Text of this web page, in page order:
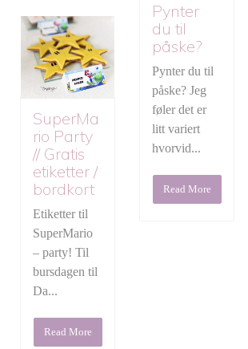
Pynter
du til
påske?
Pynter du til
påske? Jeg
føler det er
litt variert
hvorvid...
Read More
SuperMa
rio Party
// Gratis
etiketter /
bordkort
Etiketter til
SuperMario
– party! Til
bursdagen til
Da...
Read More